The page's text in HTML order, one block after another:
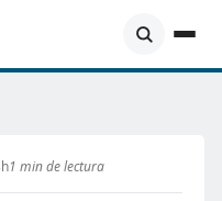
1 min de lectura